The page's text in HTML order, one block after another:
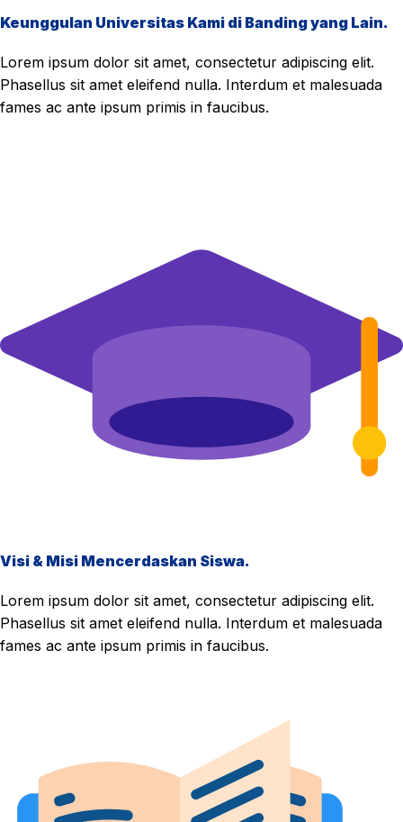
Keunggulan Universitas Kami di Banding yang Lain.
Lorem ipsum dolor sit amet, consectetur adipiscing elit.
Phasellus sit amet eleifend nulla. Interdum et malesuada
fames ac ante ipsum primis in faucibus.
Visi & Misi Mencerdaskan Siswa.
Lorem ipsum dolor sit amet, consectetur adipiscing elit.
Phasellus sit amet eleifend nulla. Interdum et malesuada
fames ac ante ipsum primis in faucibus.